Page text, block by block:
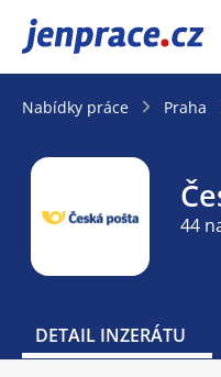
JenPráce.cz
Nabídky práce Praha
44
DETAIL INZERÁTU